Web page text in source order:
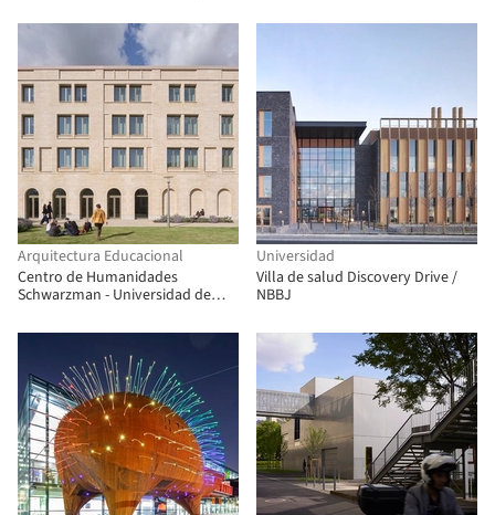
Arquitectura Educacional
Centro de Humanidades
Schwarzman - Universidad de
Universidad
Villa de salud Discovery Drive /
NBBJ